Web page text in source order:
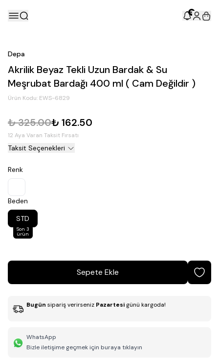
5
Depa
Akrilik Beyaz Tekli Uzun Bardak & Su
Meşrubat Bardağı 400 ml ( Cam Değildir )
Ürün Kodu: EWS-6829
₺ 325.00₺ 162.50
12 Aya Varan Taksit Fırsatı
Taksit Seçenekleri
Renk
Beden
STD
Son 3
ürün
Sepete Ekle
Bugün sipariş verirseniz Pazartesi günü kargoda!
WhatsApp
Bizle iletişime geçmek için buraya tıklayın